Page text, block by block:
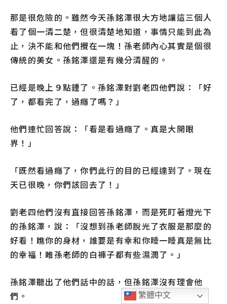
那是很危險的。雖然今天孫銘澤很大方地讓這三個人
看了個一清二楚，但很清楚地知道，事情只能到此為
止，決不能和他們攪在一塊！孫老師內心其實是個很
傳統的美女。孫銘澤還是有幾分清醒的。
已經是晚上９點鍾了。孫銘澤對劉老四他們說：「好
了，都看完了，過癮了嗎？」
他們連忙回答說：「看是看過癮了。真是大開眼
界！」
「既然看過癮了，你們此行的目的已經達到了。現在
天已很晚，你們該回去了！」
劉老四他們沒有直接回答孫銘澤，而是死盯著燈光下
的孫銘澤，說：「沒想到孫老師脫光了衣服是那麼的
好看！瞧你的身材，誰要是有幸和你睡一睡真是無比
的幸福！睢孫老師的白褲子都有些濕潤了。」
孫銘澤聽出了他們話中的話，但孫銘澤沒有理會他
們。
繁體中文